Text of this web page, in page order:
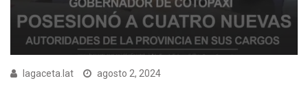
lagaceta.lat agosto 2, 2024